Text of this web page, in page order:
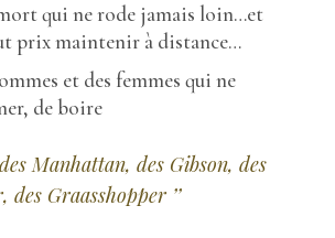
qui ne rode jamais loin…et
prix maintenir à distance…
et des femmes qui ne
de boire
Manhattan, des Gibson, des
des Graasshopper ’’